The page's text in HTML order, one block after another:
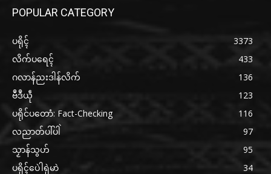
POPULAR CATEGORY
ပရိုၚ်
3373
လိက်ပရေၚ်
433
ဂလာန်ညးဒါန်လိက်
136
ဗဳဒဳယဵု
123
ပရိုင်ပတောံ: Fact-Checking
116
လညာတ်ပါ်ပါဲ
97
သၟာန်သွဟ်
95
ပရိုၚ်ပေဲါရုဲမာဲ
34